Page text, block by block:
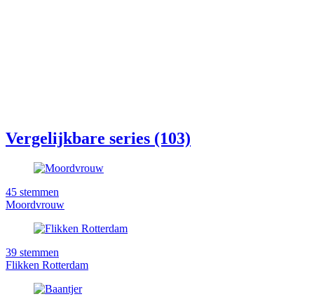
Vergelijkbare series (103)
45 stemmen
Moordvrouw
39 stemmen
Flikken Rotterdam